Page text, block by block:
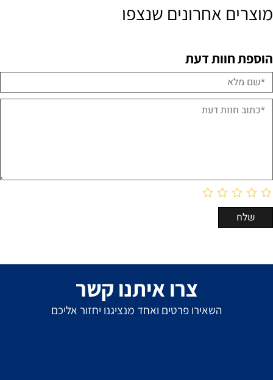
מוצרים אחרונים שנצפו
הוספת חוות דעת
צרו איתנו קשר
השאירו פרטים ואחד מנציגנו יחזור אליכם